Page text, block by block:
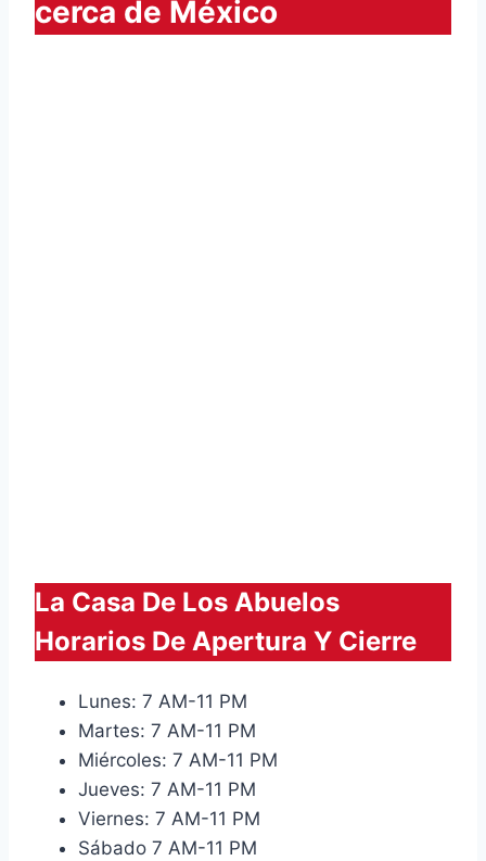
cerca de México
La Casa De Los Abuelos
Horarios De Apertura Y Cierre
Lunes: 7 AM-11 PM
Martes: 7 AM-11 PM
Miércoles: 7 AM-11 PM
Jueves: 7 AM-11 PM
Viernes: 7 AM-11 PM
Sábado 7 AM-11 PM